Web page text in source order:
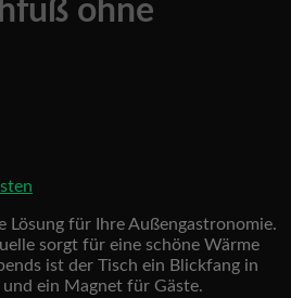
ohne
Lösung für Ihre Außengastronomie.
sorgt für eine schöne Wärme
ist der Tisch ein Blickfang in
ein Magnet für Gäste.